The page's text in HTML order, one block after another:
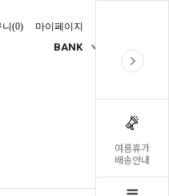
여름휴가
배송안내
니(0) 마이페이지
BANK